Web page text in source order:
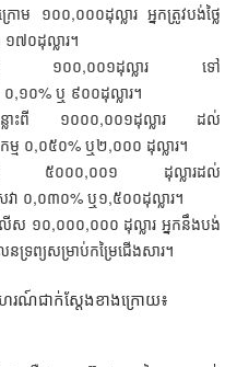
ោម ១០០,០០០ដុល្លារ អ្នកត្រូវបង់ថ្លៃ
១៧០ដុល្លារ។
ន្លោះពី ១០០,០០១ដុល្លារ ទៅ
០,១០% ឬ ៩០០ដុល្លារ។
ន្លោះពី ១០០០,០០១ដុល្លារ ដល់
ម្ម ០,០៥០% ឬ២,០០០ ដុល្លារ។
លោះពី ៥០០០,០០១ ដុល្លារដល់
វា ០,០៣០% ឬ១,៥០០ដុល្លារ។
ស ១០,០០០,០០០ ដុល្លារ អ្នកនឹងបង់
នទ្រព្យសម្រាប់កម្រៃជើងសារ។
ណ៍ជាក់ស្តែងខាងក្រោយ៖